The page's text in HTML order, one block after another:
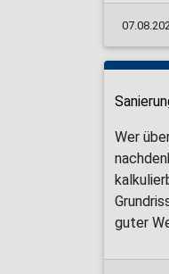
Wer
guter